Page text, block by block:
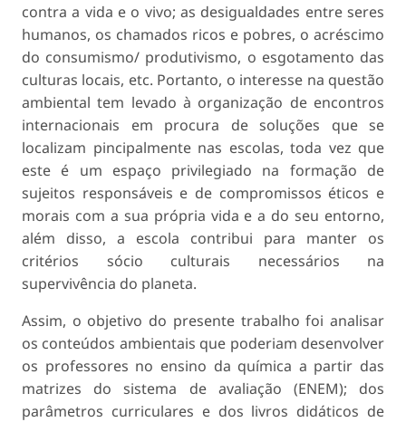
contra a vida e o vivo; as desigualdades entre seres
humanos, os chamados ricos e pobres, o acréscimo
do consumismo/ produtivismo, o esgotamento das
culturas locais, etc. Portanto, o interesse na questão
ambiental tem levado à organização de encontros
internacionais em procura de soluções que se
localizam pincipalmente nas escolas, toda vez que
este é um espaço privilegiado na formação de
sujeitos responsáveis e de compromissos éticos e
morais com a sua própria vida e a do seu entorno,
além disso, a escola contribui para manter os
critérios sócio culturais necessários na
supervivência do planeta.
Assim, o objetivo do presente trabalho foi analisar
os conteúdos ambientais que poderiam desenvolver
os professores no ensino da química a partir das
matrizes do sistema de avaliação (ENEM); dos
parâmetros curriculares e dos livros didáticos de